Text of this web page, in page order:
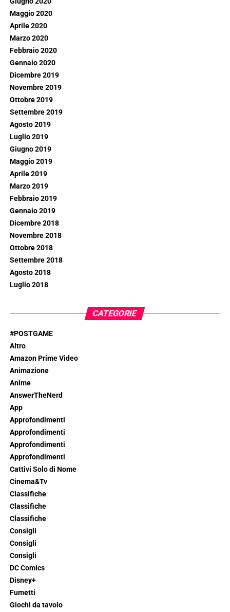
Maggio 2020
Aprile 2020
Marzo 2020
Febbraio 2020
Gennaio 2020
Dicembre 2019
Novembre 2019
Ottobre 2019
Settembre 2019
Agosto 2019
Luglio 2019
Giugno 2019
Maggio 2019
Aprile 2019
Marzo 2019
Febbraio 2019
Gennaio 2019
Dicembre 2018
Novembre 2018
Ottobre 2018
Settembre 2018
Agosto 2018
Luglio 2018
CATEGORIE
#POSTGAME
Altro
Amazon Prime Video
Animazione
Anime
AnswerTheNerd
App
Approfondimenti
Approfondimenti
Approfondimenti
Approfondimenti
Cattivi Solo di Nome
Cinema&Tv
Classifiche
Classifiche
Classifiche
Consigli
Consigli
Consigli
DC Comics
Disney+
Fumetti
Giochi da tavolo